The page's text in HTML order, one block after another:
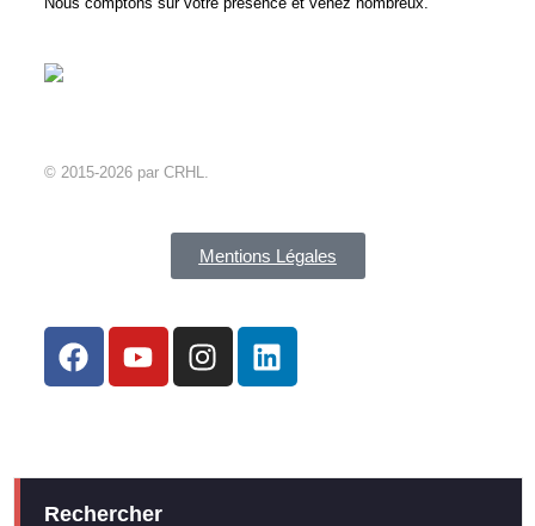
© 2015-2026 par CRHL.
Mentions Légales
Rechercher